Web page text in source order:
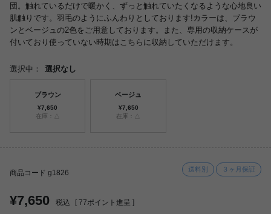
団。触れているだけで暖かく、ずっと触れていたくなるような心地良い
肌触りです。羽毛のようにふんわりとしております!カラーは、ブラウ
ンとベージュの2色をご用意しております。また、専用の収納ケースが
付いており使っていない時期はこちらに収納していただけます。
選択中： 選択なし
ブラウン
¥7,650
在庫：△
ベージュ
¥7,650
在庫：△
商品コード g1826 送料別 ３ヶ月保証
¥7,650 税込 [ 77ポイント進呈 ]